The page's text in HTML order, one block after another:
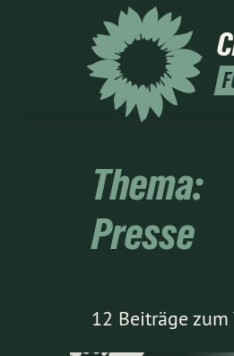
Thema:
Presse
12 Beiträge zum